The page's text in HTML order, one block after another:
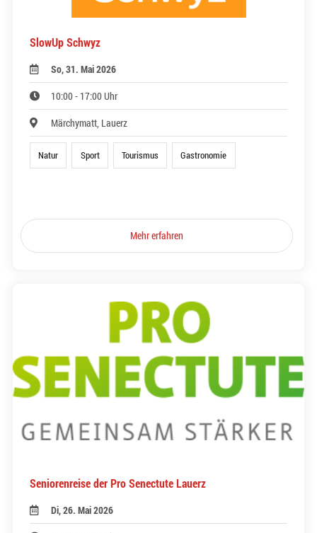
SlowUp Schwyz
So, 31. Mai 2026
10:00 - 17:00 Uhr
Märchymatt, Lauerz
Natur Sport Tourismus Gastronomie
Mehr erfahren
Seniorenreise der Pro Senectute Lauerz
Di, 26. Mai 2026